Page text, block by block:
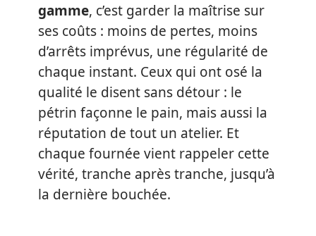
gamme, c’est garder la maîtrise sur
ses coûts : moins de pertes, moins
d’arrêts imprévus, une régularité de
chaque instant. Ceux qui ont osé la
qualité le disent sans détour : le
pétrin façonne le pain, mais aussi la
réputation de tout un atelier. Et
chaque fournée vient rappeler cette
vérité, tranche après tranche, jusqu’à
la dernière bouchée.